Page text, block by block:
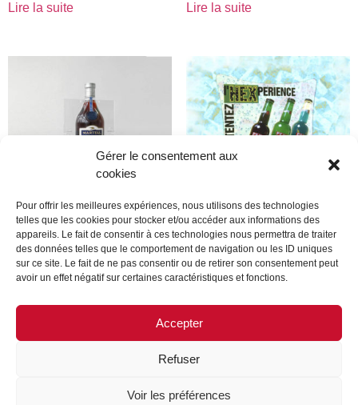
Gérer le consentement aux
cookies
Pour offrir les meilleures expériences, nous utilisons des technologies
telles que les cookies pour stocker et/ou accéder aux informations des
appareils. Le fait de consentir à ces technologies nous permettra de traiter
des données telles que le comportement de navigation ou les ID uniques
sur ce site. Le fait de ne pas consentir ou de retirer son consentement peut
avoir un effet négatif sur certaines caractéristiques et fonctions.
Accepter
Refuser
Voir les préférences
Lire la suite Lire la suite
Produit
Lire la suite
Produit
Lire la suite